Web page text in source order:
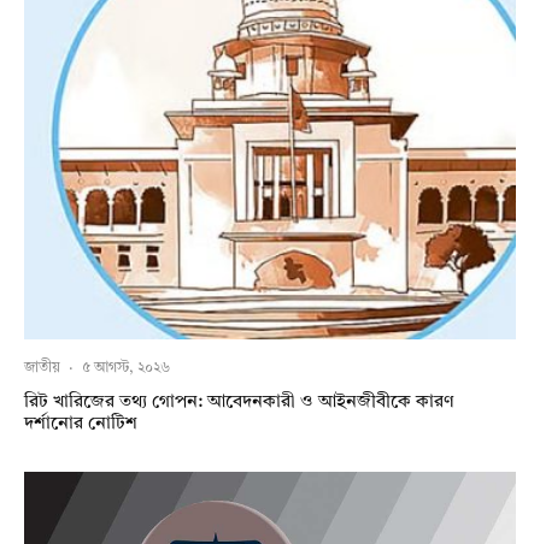
জাতীয় · ৫ আগস্ট, ২০২৬
রিট খারিজের তথ্য গোপন: আবেদনকারী ও আইনজীবীকে কারণ
দর্শানোর নোটিশ